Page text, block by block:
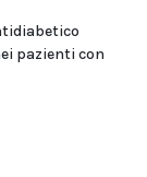
pazienti con